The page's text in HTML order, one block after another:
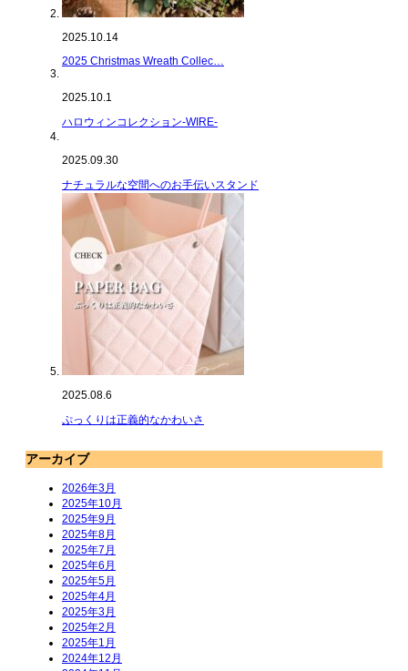
2025.10.14
2025 Christmas Wreath Collec…
2025.10.1
ハロウィンコレクション-WIRE-
2025.09.30
ナチュラルな空間へのお手伝いスタンド
2025.08.6
ぷっくりは正義的なかわいさ
アーカイブ
2026年3月
2025年10月
2025年9月
2025年8月
2025年7月
2025年6月
2025年5月
2025年4月
2025年3月
2025年2月
2025年1月
2024年12月